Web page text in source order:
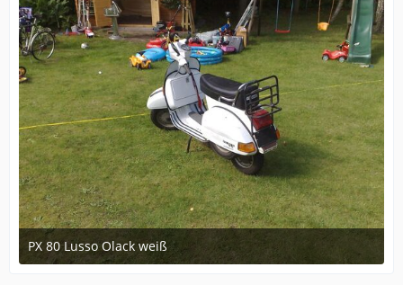
PX 80 Lusso Olack weiß
May 6, 2014 at 21:43